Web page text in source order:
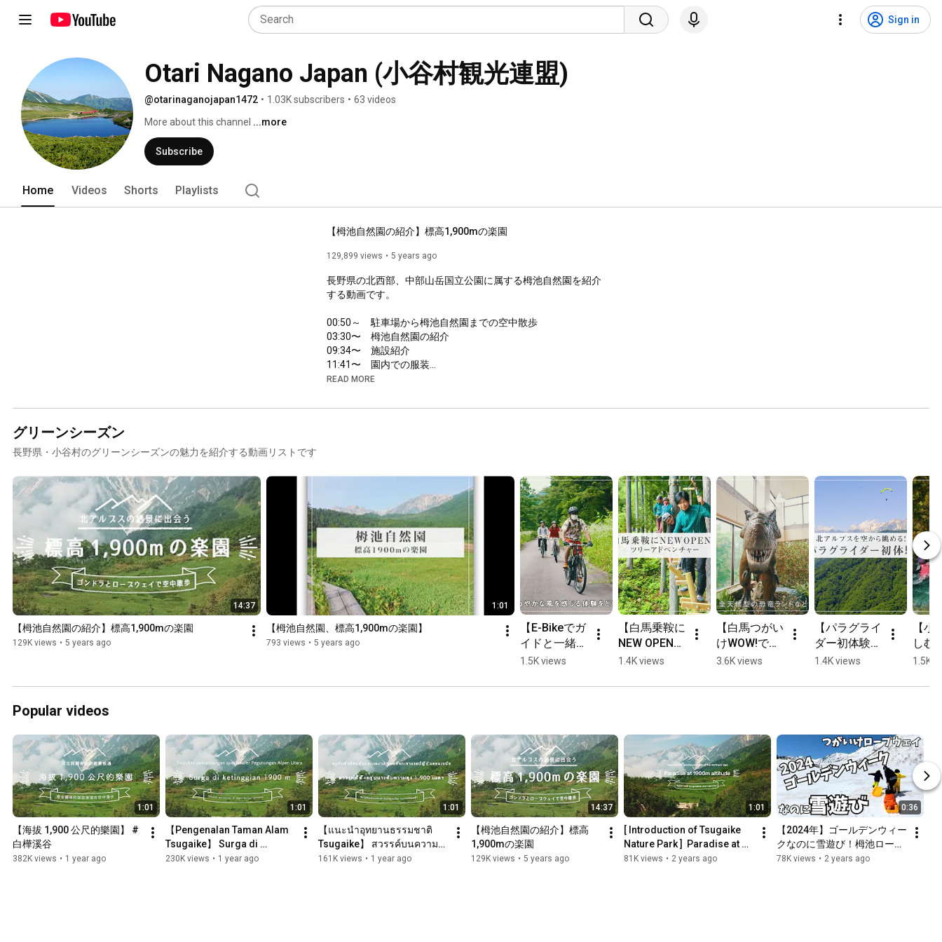
Sign in
Otari Nagano Japan (小谷村観光連盟)
@otarinaganojapan1472 • 1.03K subscribers • 63 videos
More about this channel ...more
Subscribe
Home Videos Shorts Playlists
【栂池自然園の紹介】標高1,900mの楽園
129,899 views 5 years ago
長野県の北西部、中部山岳国立公園に属する栂池自然園を紹介
する動画です。
00:50
03:30
09:34
11:41
12:11
季節ごとに見所が盛り沢山。
5月中旬は大雪原の雄大な景色。
6月中旬のミズバショウの大群落、シラネアオイ、チングルマ、
ニッコウキスゲの大群落。
7月から8月は多種多様な高山植物が咲き、
9月の湿原の草紅葉
10月初旬の見事な紅葉
紅葉が終わったあとのダケカンバの作る珍しい景色へと続いて
いきます。
どうぞ、標高1,900ｍの大自然を満喫してください。
https://sizenen.otarimura.com/
https://info-otari.jp/
READ MORE
グリーンシーズン
長野県・小谷村のグリーンシーズンの魅力を紹介する動画リストです
14:37
【栂池自然園の紹介】標高1,900mの楽園
129K views • 5 years ago
1:01
【栂池自然園、標高1,900mの楽園】
793 views • 5 years ago
【E-Bikeでガ
イドと一緒に
秘境の旅】
1.5K views
【白馬乗鞍に
NEW OPEN！
ツリーアドベ
1.4K views
【白馬つがい
けWOW!で、
新感覚アドベ
3.6K views
【パラグライ
ダー初体験・
北アルプスを
る！】
1.4K views
【小
しむ
シャ
1.5K
Popular videos
1:01
【海拔 1,900 公尺的樂園】 #
白樺溪谷
382K views • 1 year ago
1:01
【Pengenalan Taman Alam
Tsugaike】 Surga di
ketinggian 1.900m
230K views • 1 year ago
1:01
【แนะนำอุทยานธรรมชาติ
Tsugaike】 สวรรค์บนความ
สูง 1,900 เมตร #หุบเขาฮาคุบะ
161K views • 1 year ago
14:37
【栂池自然園の紹介】標高
1,900mの楽園
129K views • 5 years ago
1:01
[ Introduction of Tsugaike
Nature Park ]  Paradise at
1,900m elevation
81K views • 2 years ago
0:36
【2024年】ゴールデンウィー
クなのに雪遊び！栂池ロープ
ウェイで行く大雪原
78K views • 2 years ago